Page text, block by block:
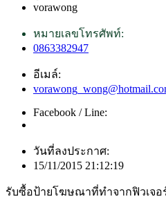
vorawong
หมายเลขโทรศัพท์:
0863382947
อีเมล์:
Facebook / Line:
วันที่ลงประกาศ:
15/11/2015 21:12:19
รับซื้อป้ายโฆษณาที่ทำจากฟิวเจอ